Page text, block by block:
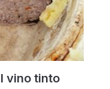
vino tinto